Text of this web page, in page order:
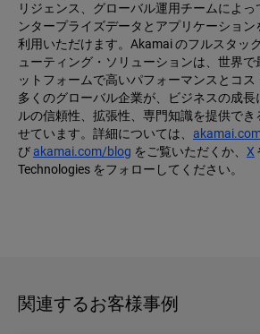
リジェンス、グローバル運用チームによ
ンタープライズデータとアプリケーショ
利用いただけます。Akamai のフルスタッ
ューティング・ソリューションは、世界
ットフォームで高いパフォーマンスとコス
多くのグローバル企業が、ビジネスの成
ルの信頼性、拡張性、専門知識を提供でき
せています。詳細については、
びakamai.com/blog をご覧いただくか、 X
Technologies をフォローしてください。
関連するお客様事例